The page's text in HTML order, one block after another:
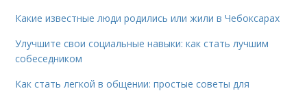
Какие известные люди родились или жили в Чебоксарах
Улучшите свои социальные навыки: как стать лучшим
собеседником
Как стать легкой в общении: простые советы для